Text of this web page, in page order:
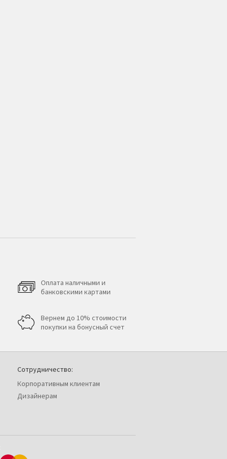
Оплата наличными и
банковскими картами
Вернем до 10% стоимости
покупки на бонусный счет
Сотрудничество:
Корпоративным клиентам
Дизайнерам